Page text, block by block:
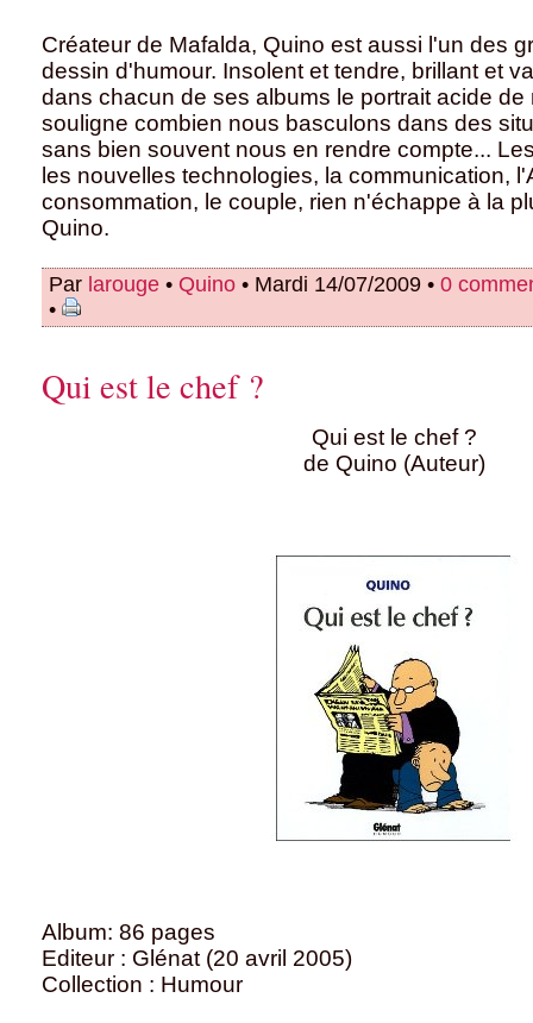
Créateur de Mafalda, Quino est aussi l'un des
dessin d'humour. Insolent et tendre, brillant et
dans chacun de ses albums le portrait acide de
souligne combien nous basculons dans des
sans bien souvent nous en rendre compte...
les nouvelles technologies, la communication,
consommation, le couple, rien n'échappe à la
Quino.
Par larouge • Quino • Mardi 14/07/2009 • 0
•
Qui est le chef ?
Qui est le chef ?
de Quino (Auteur)
Album: 86 pages
Editeur : Glénat (20 avril 2005)
Collection : Humour